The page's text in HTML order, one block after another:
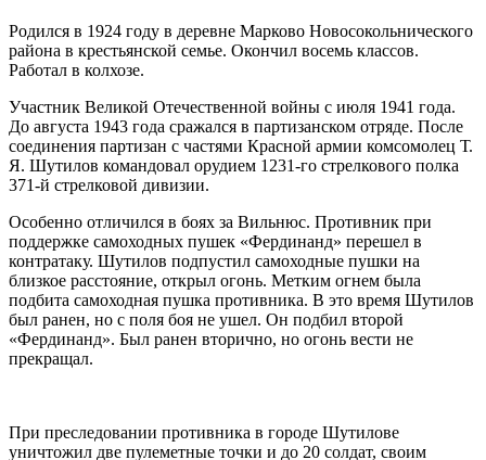
Родился в 1924 году в деревне Марково Новосокольнического
района в крестьянской семье. Окончил восемь классов.
Работал в колхозе.
Участник Великой Отечественной войны с июля 1941 года.
До августа 1943 года сражался в партизанском отряде. После
соединения партизан с частями Красной армии комсомолец Т.
Я. Шутилов командовал орудием 1231-го стрелкового полка
371-й стрелковой дивизии.
Особенно отличился в боях за Вильнюс. Противник при
поддержке самоходных пушек «Фердинанд» перешел в
контратаку. Шутилов подпустил самоходные пушки на
близкое расстояние, открыл огонь. Метким огнем была
подбита самоходная пушка противника. В это время Шутилов
был ранен, но с поля боя не ушел. Он подбил второй
«Фердинанд». Был ранен вторично, но огонь вести не
прекращал.
При преследовании противника в городе Шутилове
уничтожил две пулеметные точки и до 20 солдат, своим